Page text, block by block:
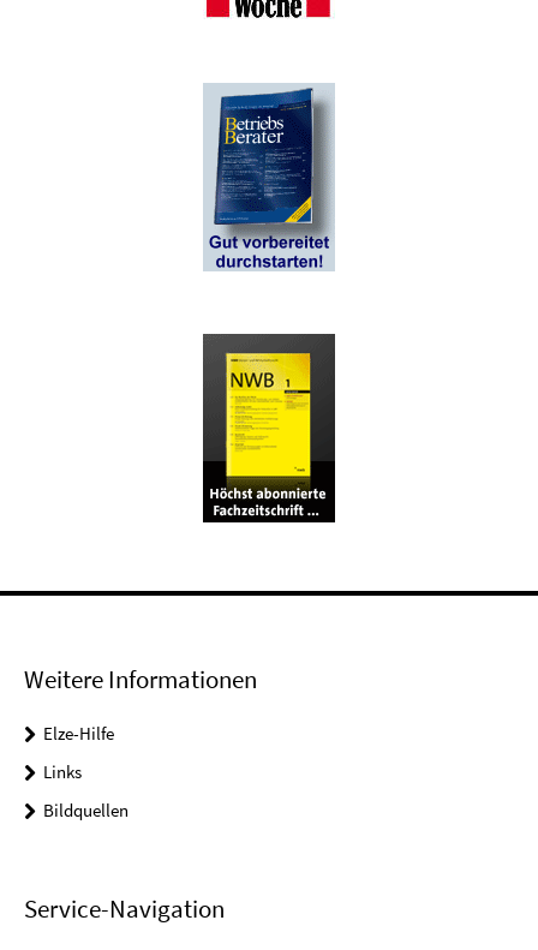
Weitere Informationen
Elze-Hilfe
Links
Bildquellen
Service-Navigation